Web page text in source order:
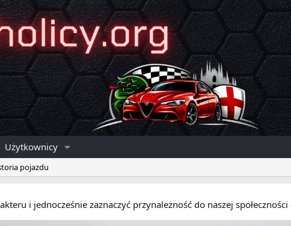
Użytkownicy
pojazdu
i jednocześnie zaznaczyć przynależność do naszej